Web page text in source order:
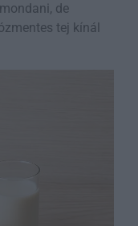
de
tej kínál